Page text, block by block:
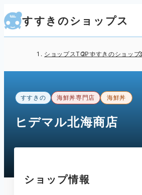
すすきのショップス
ショップスTOPすすきのショップ
すすきの 海鮮丼専門店 海鮮丼
ヒデマル北海商店
ショップ情報